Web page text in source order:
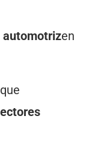
automotrizen